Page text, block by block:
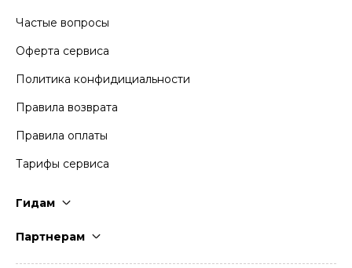
Частые вопросы
Оферта сервиса
Политика конфидициальности
Правила возврата
Правила оплаты
Тарифы сервиса
Гидам
Партнерам